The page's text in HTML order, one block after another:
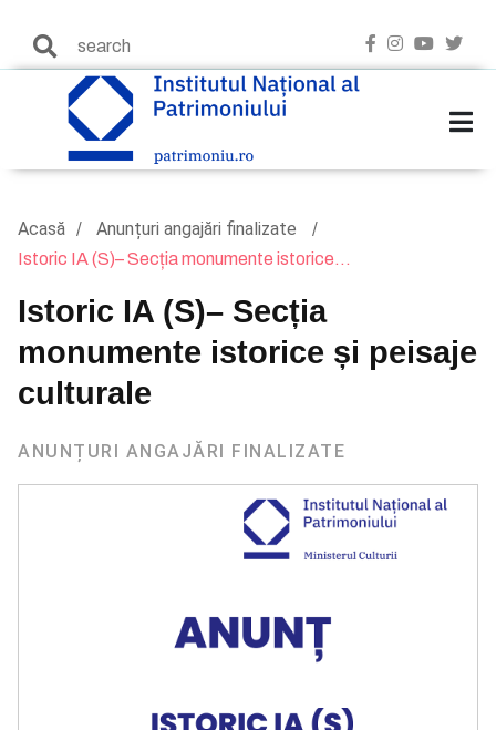
Acasă Anunțuri angajări finalizate
Istoric IA (S)– Secția monumente istorice...
Istoric IA (S)– Secția
monumente istorice și peisaje
culturale
ANUNȚURI ANGAJĂRI FINALIZATE